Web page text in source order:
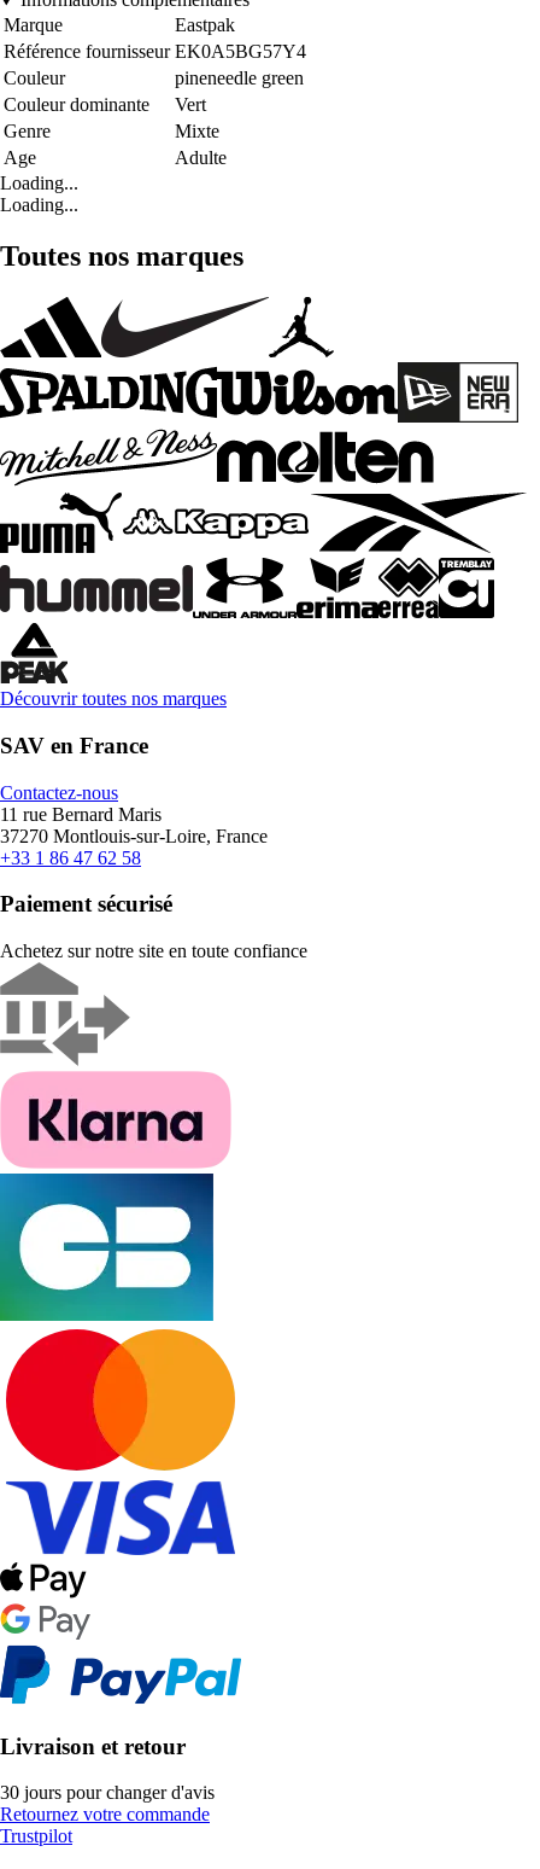
Marque
Eastpak
Référence fournisseur EK0A5BG57Y4
Couleur
pineneedle green
Couleur dominante
Vert
Genre
Mixte
Age
Adulte
Loading...
Loading...
Toutes nos marques
Découvrir toutes nos marques
SAV en France
Contactez-nous
11 rue Bernard Maris
37270 Montlouis-sur-Loire, France
+33 1 86 47 62 58
Paiement sécurisé
Achetez sur notre site en toute confiance
Livraison et retour
30 jours pour changer d'avis
Retournez votre commande
Trustpilot